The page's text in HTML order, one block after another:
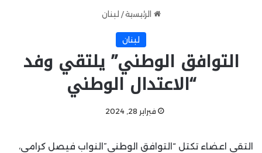
الرئيسية / لبنان
لبنان
التوافق الوطني” يلتقي وفد
“الاعتدال الوطني
فبراير 28, 2024
التقى اعضاء تكتل “التوافق الوطني”النواب فيصل كرامي،